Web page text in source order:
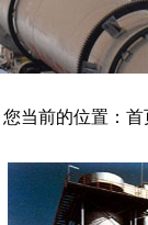
您当前的位置： 首